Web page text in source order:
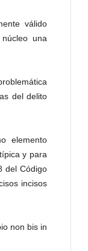
válido
una
del delito
elemento
y para
del Código
incisos
non bis in